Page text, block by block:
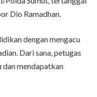
Dio Ramadhan.
dengan mengacu
Dari sana, petugas
mendapatkan